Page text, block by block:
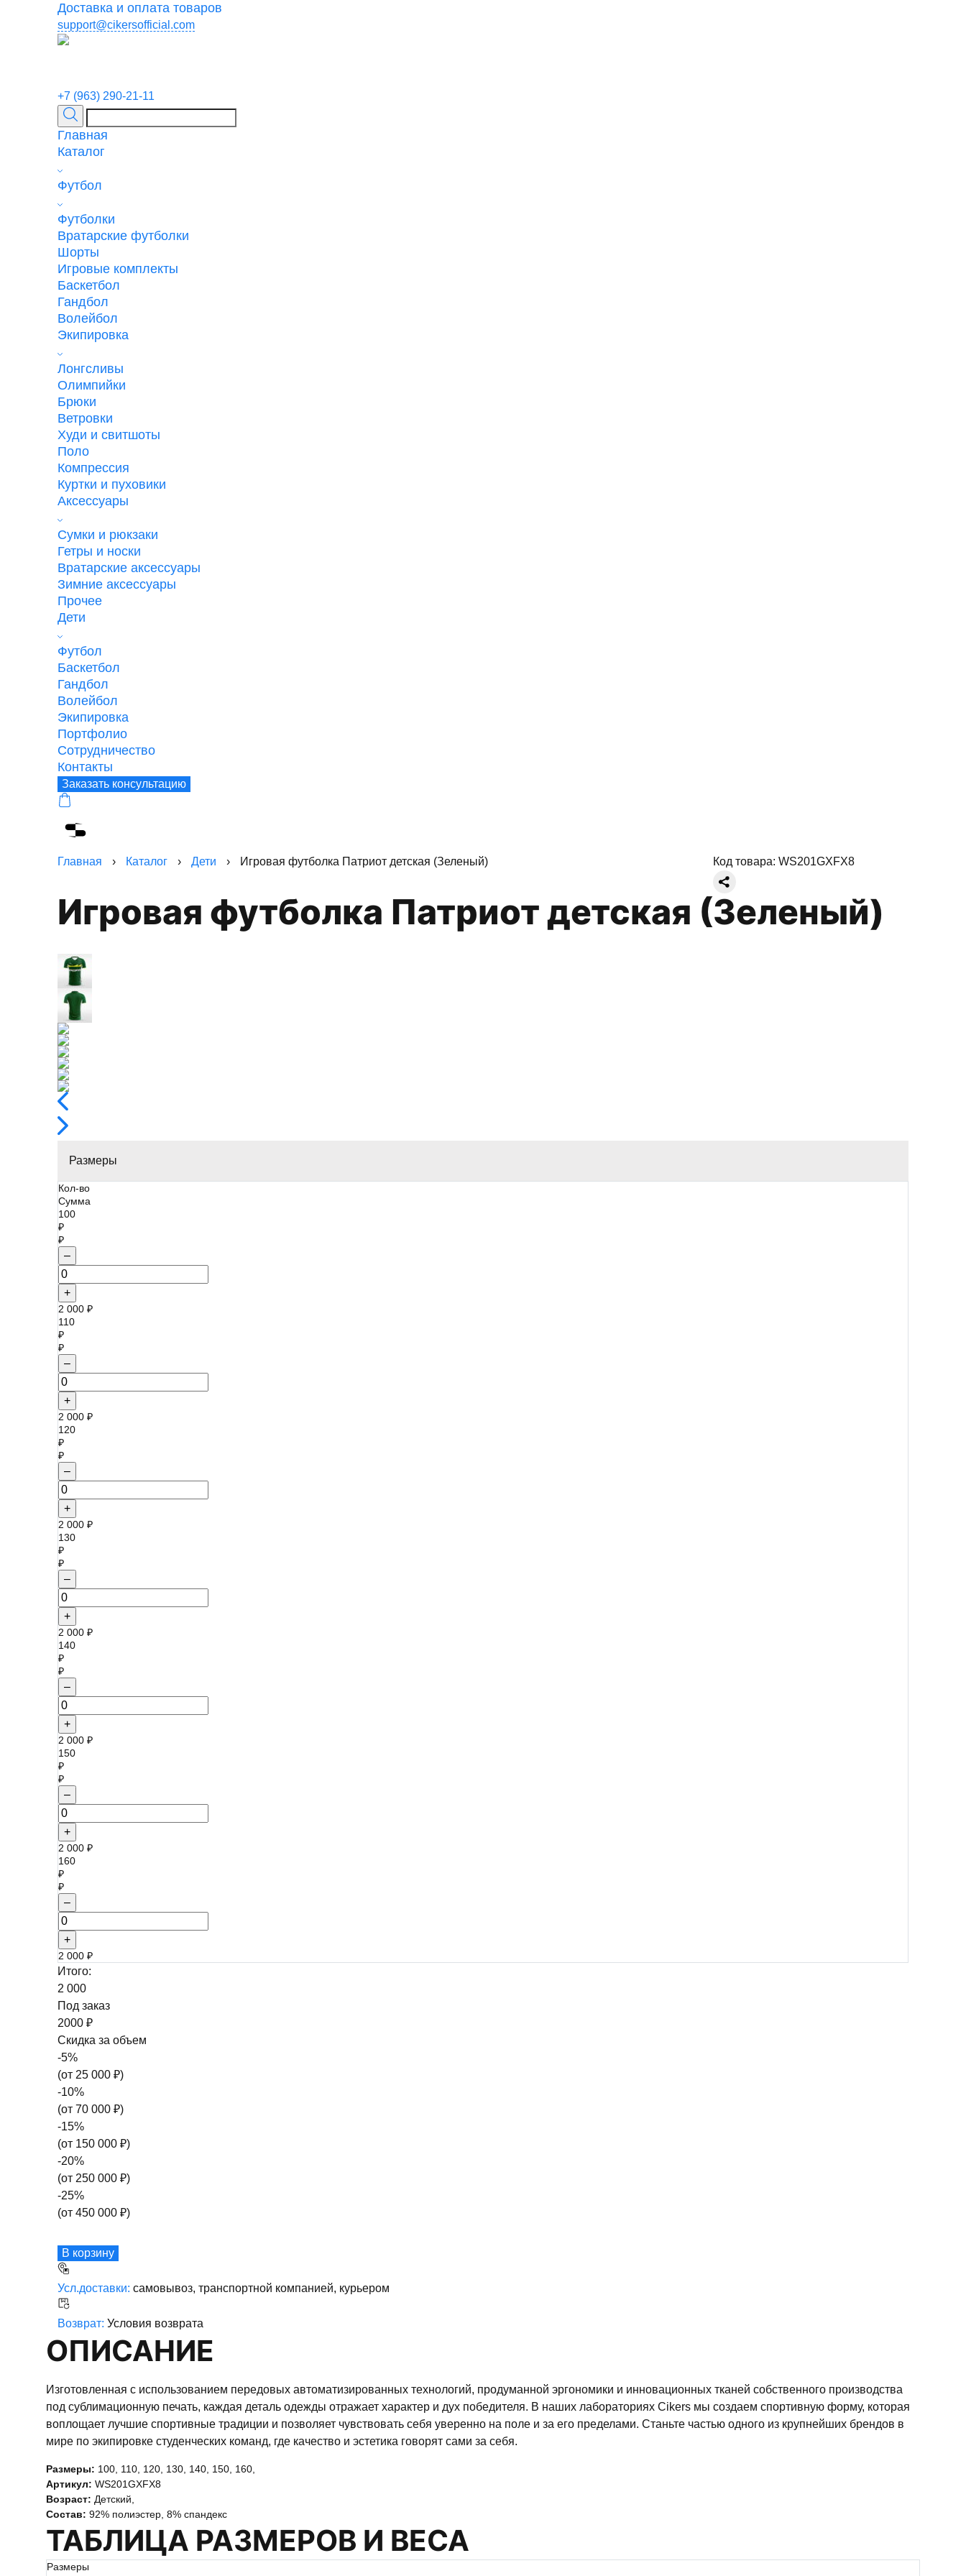
Доставка и оплата товаров
support@cikersofficial.com
+7 (963) 290-21-11
Главная
Каталог
Футбол
Футболки
Вратарские футболки
Шорты
Игровые комплекты
Баскетбол
Гандбол
Волейбол
Экипировка
Лонгсливы
Олимпийки
Брюки
Ветровки
Худи и свитшоты
Поло
Компрессия
Куртки и пуховики
Аксессуары
Сумки и рюкзаки
Гетры и носки
Вратарские аксессуары
Зимние аксессуары
Прочее
Дети
Футбол
Баскетбол
Гандбол
Волейбол
Экипировка
Портфолио
Сотрудничество
Контакты
Заказать консультацию
Главная › Каталог › Дети › Игровая футболка Патриот детская (Зеленый) Код товара: WS201GXFX8
Игровая футболка Патриот детская (Зеленый)
Размеры
Кол-во
Сумма
100
₽
₽
–
+
2 000 ₽
110
₽
₽
–
+
2 000 ₽
120
₽
₽
–
+
2 000 ₽
130
₽
₽
–
+
2 000 ₽
140
₽
₽
–
+
2 000 ₽
150
₽
₽
–
+
2 000 ₽
160
₽
₽
–
+
2 000 ₽
Итого:
2 000
Под заказ
2000 ₽
Скидка за объем
-5%
(от 25 000 ₽)
-10%
(от 70 000 ₽)
-15%
(от 150 000 ₽)
-20%
(от 250 000 ₽)
-25%
(от 450 000 ₽)
В корзину
Усл.доставки: самовывоз, транспортной компанией, курьером
Возврат: Условия возврата
ОПИСАНИЕ
Изготовленная с использованием передовых автоматизированных технологий, продуманной эргономики и инновационных тканей собственного производства
под сублимационную печать, каждая деталь одежды отражает характер и дух победителя. В наших лабораториях Cikers мы создаем спортивную форму, которая
воплощает лучшие спортивные традиции и позволяет чувствовать себя уверенно на поле и за его пределами. Станьте частью одного из крупнейших брендов в
мире по экипировке студенческих команд, где качество и эстетика говорят сами за себя.
Размеры: 100 110 120 130 140 150 160
Артикул: WS201GXFX8
Возраст: Детский
Состав: 92% полиэстер, 8% спандекс
ТАБЛИЦА РАЗМЕРОВ И ВЕСА
Размеры